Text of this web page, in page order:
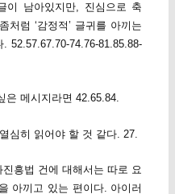
남아있지만, 진심으로 축
럼 ‘감정적’ 글귀를 아끼는
52.57.67.70-74.76-81.85.88-
은 메시지라면 42.65.84.
심히 읽어야 할 것 같다. 27.
흥법 건에 대해서는 따로 요
아끼고 있는 편이다. 아이러